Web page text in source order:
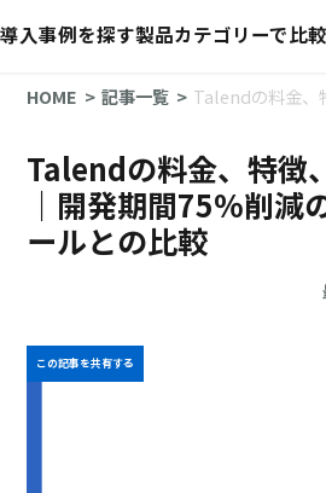
導入事例を探す製品カテゴリーで比較
HOME 記事一覧 Talendの料金、
Talendの料金、特徴
｜開発期間75%削減
ールとの比較
この記事を共有する